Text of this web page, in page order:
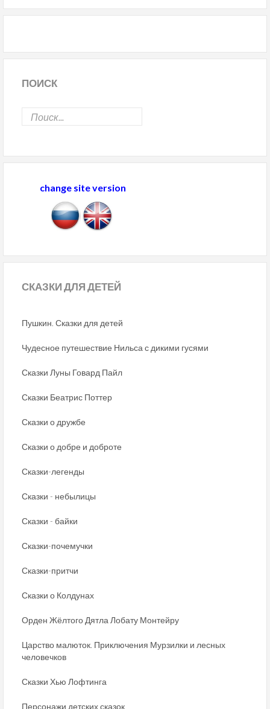
ПОИСК
change site version
СКАЗКИДЛЯ ДЕТЕЙ
Пушкин. Сказки для детей
Чудесное путешествие Нильса с дикими гусями
Сказки Луны Говард Пайл
Сказки Беатрис Поттер
Сказки о дружбе
Сказки о добре и доброте
Сказки-легенды
Сказки - небылицы
Сказки - байки
Сказки-почемучки
Сказки-притчи
Сказки о Колдунах
Орден Жёлтого Дятла Лобату Монтейру
Царство малюток. Приключения Мурзилки и лесных
человечков
Сказки Хью Лофтинга
Персонажи детских сказок